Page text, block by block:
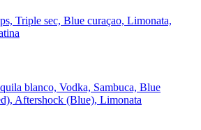
Triple sec, Blue curaçao, Limonata,
blanco, Vodka, Sambuca, Blue
Aftershock (Blue), Limonata